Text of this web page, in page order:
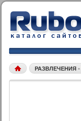
РАЗВЛЕЧЕНИЯ •